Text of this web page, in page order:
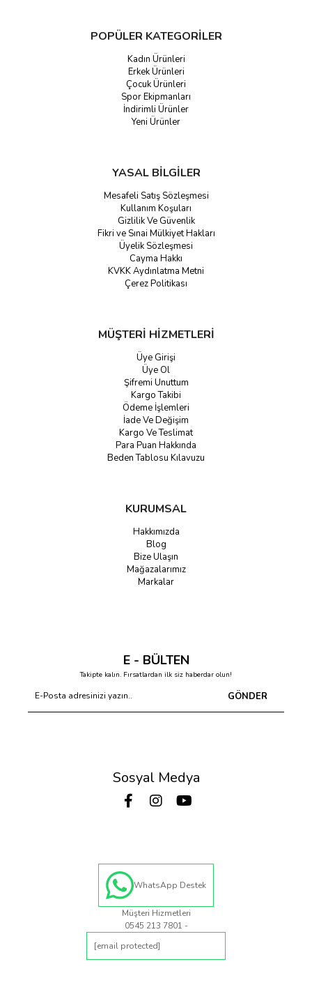
POPÜLER KATEGORİLER
Kadın Ürünleri
Erkek Ürünleri
Çocuk Ürünleri
Spor Ekipmanları
İndirimli Ürünler
Yeni Ürünler
YASAL BİLGİLER
Mesafeli Satış Sözleşmesi
Kullanım Koşuları
Gizlilik Ve Güvenlik
Fikri ve Sınai Mülkiyet Hakları
Üyelik Sözleşmesi
Cayma Hakkı
KVKK Aydınlatma Metni
Çerez Politikası
MÜŞTERİ HİZMETLERİ
Üye Girişi
Üye Ol
Şifremi Unuttum
Kargo Takibi
Ödeme İşlemleri
İade Ve Değişim
Kargo Ve Teslimat
Para Puan Hakkında
Beden Tablosu Kılavuzu
KURUMSAL
Hakkımızda
Blog
Bize Ulaşın
Mağazalarımız
Markalar
E - BÜLTEN
Takipte kalın. Fırsatlardan ilk siz haberdar olun!
GÖNDER
Sosyal Medya
WhatsApp Destek
Müşteri Hizmetleri
0545 213 7801 -
[email protected]